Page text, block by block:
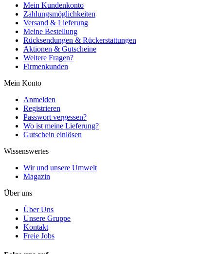
Mein Kundenkonto
Zahlungsmöglichkeiten
Versand & Lieferung
Meine Bestellung
Rücksendungen & Rückerstattungen
Aktionen & Gutscheine
Weitere Fragen?
Firmenkunden
Mein Konto
Anmelden
Registrieren
Passwort vergessen?
Wo ist meine Lieferung?
Gutschein einlösen
Wissenswertes
Wir und unsere Umwelt
Magazin
Über uns
Über Uns
Unsere Gruppe
Kontakt
Freie Jobs